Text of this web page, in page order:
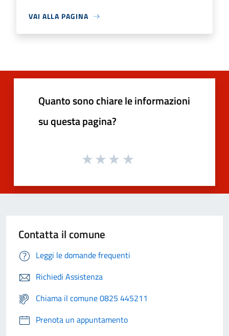
VAI ALLA PAGINA
Quanto sono chiare le informazioni
su questa pagina?
Contatta il comune
Leggi le domande frequenti
Richiedi Assistenza
Chiama il comune 0825 445211
Prenota un appuntamento